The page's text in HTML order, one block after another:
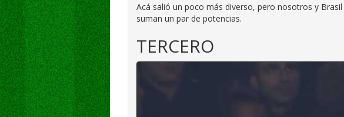
Acá salió un poco más diverso, pero nosotros y
suman un par de potencias.
TERCERO